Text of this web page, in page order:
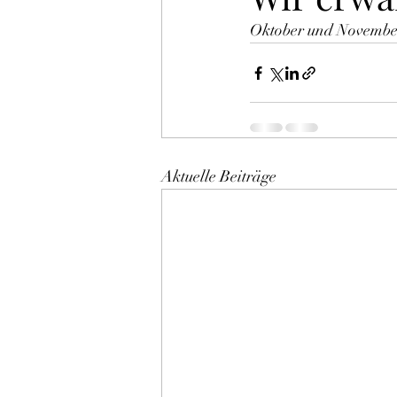
Oktober und
Aktuelle Beiträge